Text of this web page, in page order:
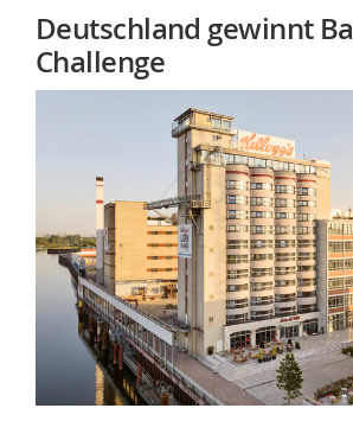
Deutschland gewinnt
Challenge